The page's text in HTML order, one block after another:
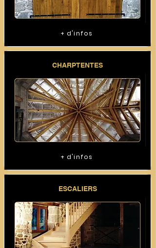
+ d'infos
CHARPTENTES
+ d'infos
ESCALIERS